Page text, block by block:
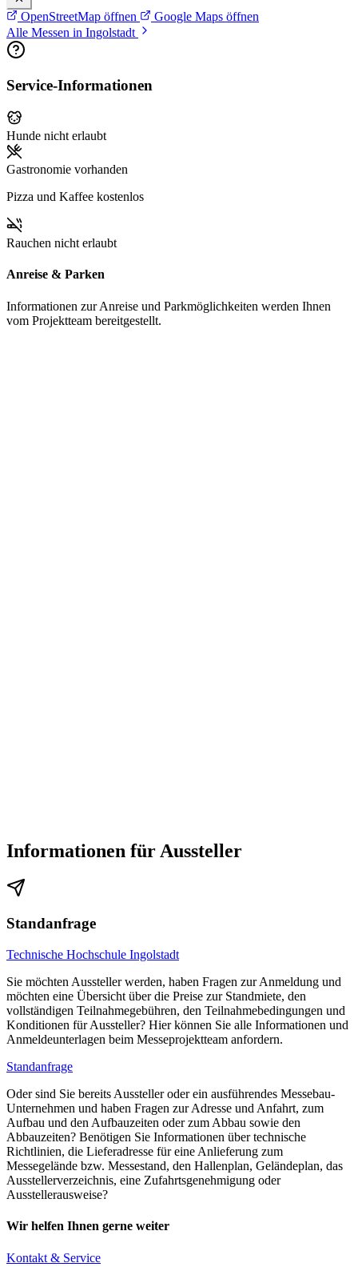
OpenStreetMap öffnen
Google Maps öffnen
Alle Messen in Ingolstadt
Service-Informationen
Hunde nicht erlaubt
Gastronomie vorhanden
Pizza und Kaffee kostenlos
Rauchen nicht erlaubt
Anreise & Parken
Informationen zur Anreise und Parkmöglichkeiten werden Ihnen
vom Projektteam bereitgestellt.
Informationen für Aussteller
Standanfrage
Technische Hochschule Ingolstadt
Sie möchten Aussteller werden, haben Fragen zur Anmeldung und
möchten eine Übersicht über die Preise zur Standmiete, den
vollständigen Teilnahmegebühren, den Teilnahmebedingungen und
Konditionen für Aussteller? Hier können Sie alle Informationen und
Anmeldeunterlagen beim Messeprojektteam anfordern.
Standanfrage
Oder sind Sie bereits Aussteller oder ein ausführendes Messebau-
Unternehmen und haben Fragen zur Adresse und Anfahrt, zum
Aufbau und den Aufbauzeiten oder zum Abbau sowie den
Abbauzeiten? Benötigen Sie Informationen über technische
Richtlinien, die Lieferadresse für eine Anlieferung zum
Messegelände bzw. Messestand, den Hallenplan, Geländeplan, das
Ausstellerverzeichnis, eine Zufahrtsgenehmigung oder
Ausstellerausweise?
Wir helfen Ihnen gerne weiter
Kontakt & Service